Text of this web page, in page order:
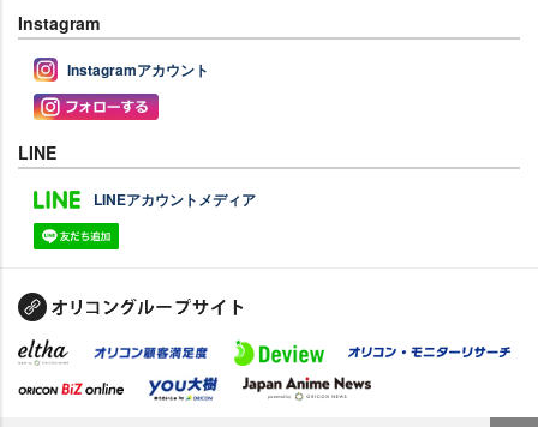
Instagram
Instagramアカウント
LINE
LINEアカウントメディア